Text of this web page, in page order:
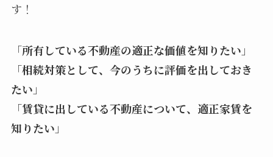
す！
「所有している不動産の適正な価値を知りたい 」
「相続対策として、今のうちに評価を出しておき
たい 」
「賃貸に出している不動産について、適正家賃を
知りたい 」